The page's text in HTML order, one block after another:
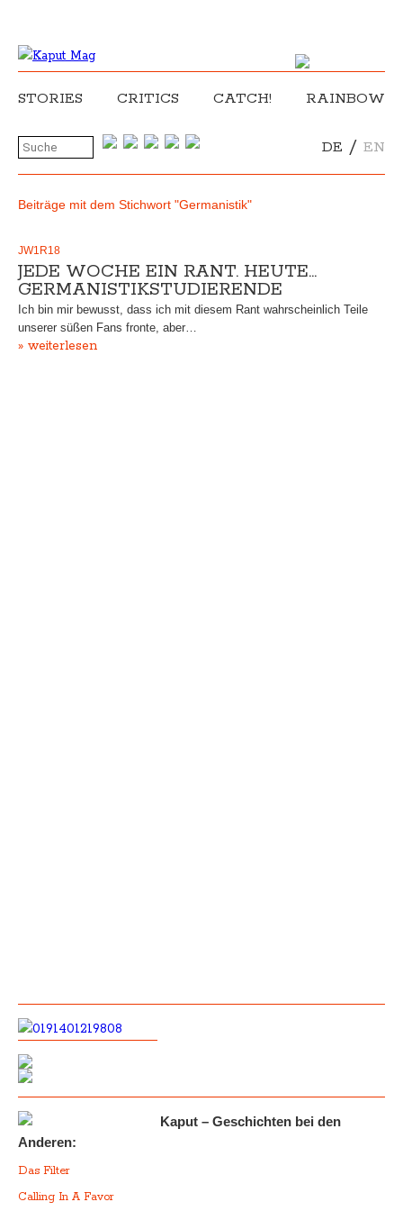
STORIES CRITICS CATCH! RAINBOW
DE / EN
Beiträge mit dem Stichwort "Germanistik"
JW1R18
JEDE WOCHE EIN RANT. HEUTE…
GERMANISTIKSTUDIERENDE
Ich bin mir bewusst, dass ich mit diesem Rant wahrscheinlich Teile
unserer süßen Fans fronte, aber…
» weiterlesen
Kaput – Geschichten bei den
Anderen:
Das Filter
Calling In A Favor